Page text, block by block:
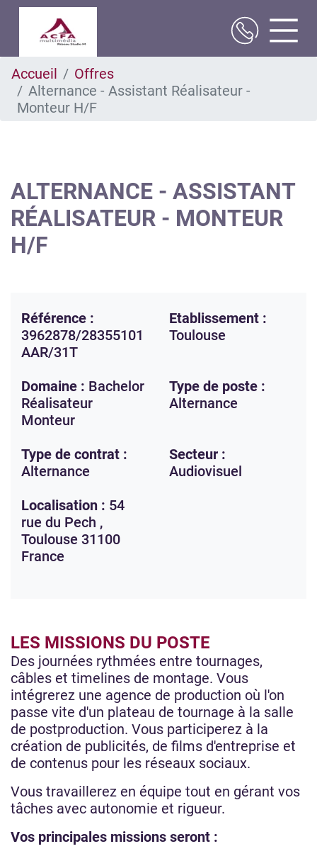
au
contenu
principal
Accueil
Offres
Alternance - Assistant Réalisateur -
Monteur H/F
ALTERNANCE - ASSISTANT
RÉALISATEUR - MONTEUR
H/F
Référence :
3962878/28355101
AAR/31T
Etablissement :
Toulouse
Domaine : Bachelor
Réalisateur
Monteur
Type de poste :
Alternance
Type de contrat :
Alternance
Secteur :
Audiovisuel
Localisation : 54
rue du Pech ,
Toulouse 31100
France
LES MISSIONS DU POSTE
Des journées rythmées entre tournages,
câbles et timelines de montage. Vous
intégrerez une agence de production où l'on
passe vite d'un plateau de tournage à la salle
de postproduction. Vous participerez à la
création de publicités, de films d'entreprise et
de contenus pour les réseaux sociaux.
Vous travaillerez en équipe tout en gérant vos
tâches avec autonomie et rigueur.
Vos principales missions seront :